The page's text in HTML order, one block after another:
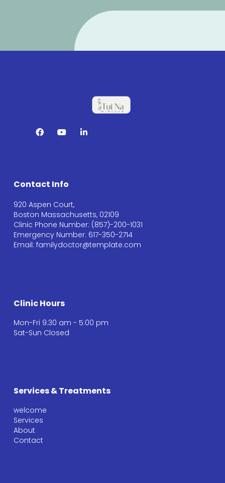
Contact Info
920 Aspen Court,
Boston Massachusetts, 02109
Clinic Phone Number: (857)-200-1031
Emergency Number: 617-350-2714
Email: familydoctor@template.com
Clinic Hours
Mon-Fri 9:30 am - 5:00 pm
Sat-Sun Closed
Services & Treatments
welcome
Services
About
Contact